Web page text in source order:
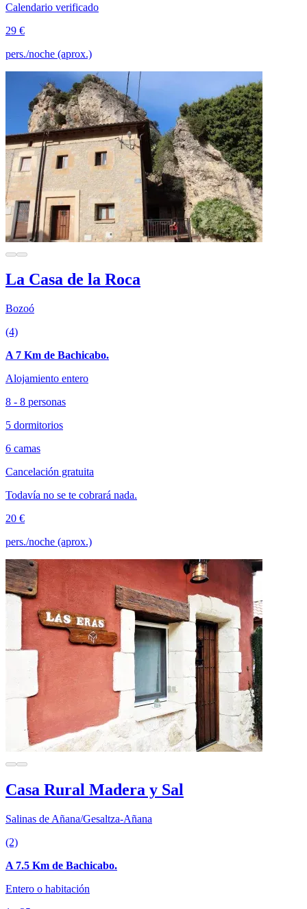
Calendario verificado
29 €
pers./noche (aprox.)
La Casa de la Roca
Bozoó
(4)
A 7 Km de Bachicabo.
Alojamiento entero
8 - 8 personas
5 dormitorios
6 camas
Cancelación gratuita
Todavía no se te cobrará nada.
20 €
pers./noche (aprox.)
Casa Rural Madera y Sal
Salinas de Añana/Gesaltza-Añana
(2)
A 7.5 Km de Bachicabo.
Entero o habitación